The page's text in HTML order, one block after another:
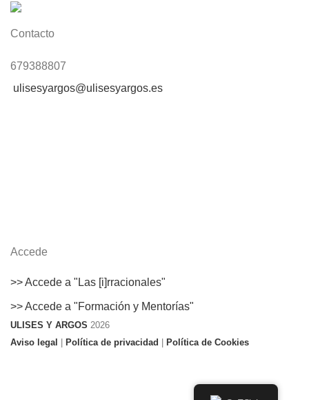
Contacto
679388807
ulisesyargos@ulisesyargos.es
Accede
>> Accede a "Las [i]rracionales"
>> Accede a "Formación y Mentorías"
ULISES Y ARGOS 2026
Aviso legal | Política de privacidad | Política de Cookies